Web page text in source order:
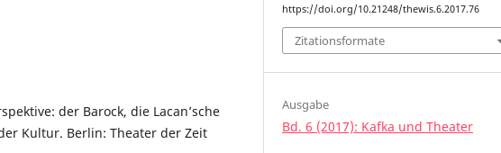
der Barock, die Lacan’sche
Kultur. Berlin: Theater der Zeit
https://doi.org/10.21248/thewis.6.2017.76
Zitationsformate
Ausgabe
Bd. 6 (2017): Kafka und Theater